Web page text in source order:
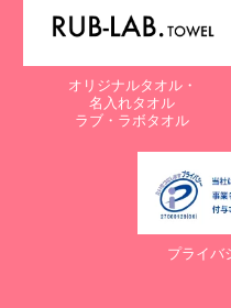
一般財団法人日本情報経済社
〒106-0032 東京都港区六本
ビル内
電話：03-5860-7565 / 0120-
７. 個人情報の提供の任意性
お客様がご自身の個人情報を
ご判断によりますが、もしご
スが提供できない場合があり
オリジナルタオル・
名入れタオル
ラブ・ラボタオル
プライバ